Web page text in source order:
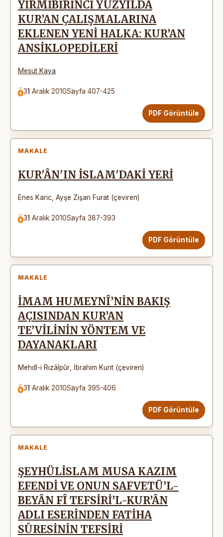
YİRMİBİRİNCİ YÜZYILDA
KUR’AN ÇALIŞMALARINA
EKLENEN YENİ HALKA: KUR’AN
ANSİKLOPEDİLERİ
Mesut Kaya
31 Aralık 2010Sayfa 407-425
PDF Görüntüle
MAKALE
KUR'ÂN'IN İSLAM'DAKİ YERİ
Enes Karic Ayşe Zişan Furat (çeviren)
31 Aralık 2010Sayfa 387-393
PDF Görüntüle
MAKALE
İMAM HUMEYNÎ’NİN BAKIŞ
AÇISINDAN KUR’AN
TE’VİLİNİN YÖNTEM VE
DAYANAKLARI
Mehdî-i Rızâîpûr İbrahim Kunt (çeviren)
31 Aralık 2010Sayfa 395-406
PDF Görüntüle
MAKALE
ŞEYHÜLİSLAM MUSA KAZIM
EFENDİ VE ONUN SAFVETÜ’L-
BEYÂN FÎ TEFSİRİ’L-KUR’ÂN
ADLI ESERİNDEN FATİHA
SÛRESİNİN TEFSİRİ